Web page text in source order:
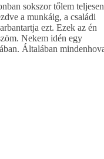
sokszor tőlem teljesen
a munkáig, a családi
ezt. Ezek az én
Nekem idén egy
Általában